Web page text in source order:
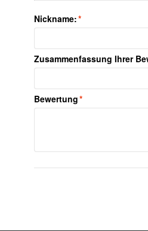
*
Nickname:
Zusammenfassung Ihrer
*
Bewertung